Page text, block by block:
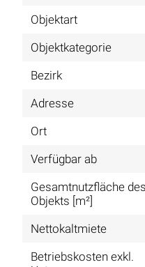
Objektart
Objektkategorie
Bezirk
Adresse
Ort
Verfügbar ab
Gesamtnutzfläche des
Objekts [m²]
Nettokaltmiete
Betriebskosten exkl.